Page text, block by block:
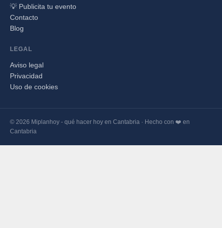
💡 Publicita tu evento
Contacto
Blog
LEGAL
Aviso legal
Privacidad
Uso de cookies
© 2026 Miplanhoy - qué hacer hoy en Cantabria · Hecho con ❤️ en
Cantabria